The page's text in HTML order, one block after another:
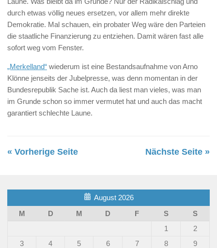
durch etwas völlig neues ersetzen, vor allem mehr direkte
Demokratie. Mal schauen, ein probater Weg wäre den Parteien
die staatliche Finanzierung zu entziehen. Damit wären fast alle
sofort weg vom Fenster.
„Merkelland“ wiederum ist eine Bestandsaufnahme von Arno
Klönne jenseits der Jubelpresse, was denn momentan in der
Bundesrepublik Sache ist. Auch da liest man vieles, was man
im Grunde schon so immer vermutet hat und auch das macht
garantiert schlechte Laune.
« Vorherige Seite Nächste Seite »
August 2026
M
D M D F S
S
1
2
3
4 5 6 7 8
9